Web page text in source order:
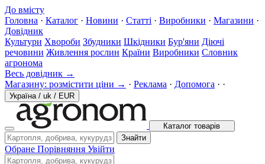
До вмісту
Головна · Каталог · Новини · Статті · Виробники · Магазини ·
Довідник
Культури Хвороби Збудники Шкідники Бур'яни Діючі
речовини Живлення рослин Країни Виробники Словник
агронома
Весь довідник →
Магазину: розмістити ціни → · Реклама · Допомога · ·
Україна / uk / EUR
Каталог товарів
Знайти
Обране Порівняння Увійти